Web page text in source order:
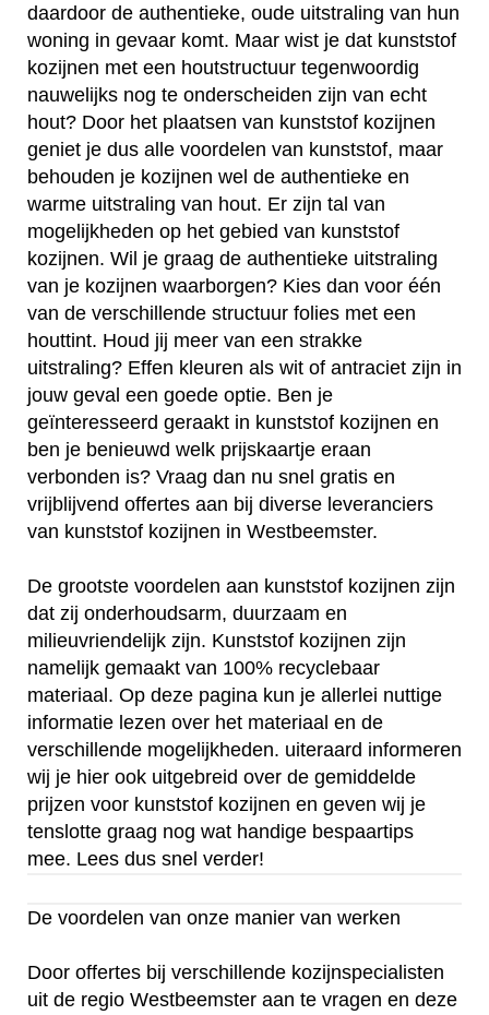
daardoor de authentieke, oude uitstraling van hun
woning in gevaar komt. Maar wist je dat kunststof
kozijnen met een houtstructuur tegenwoordig
nauwelijks nog te onderscheiden zijn van echt
hout? Door het plaatsen van kunststof kozijnen
geniet je dus alle voordelen van kunststof, maar
behouden je kozijnen wel de authentieke en
warme uitstraling van hout. Er zijn tal van
mogelijkheden op het gebied van kunststof
kozijnen. Wil je graag de authentieke uitstraling
van je kozijnen waarborgen? Kies dan voor één
van de verschillende structuur folies met een
houttint. Houd jij meer van een strakke
uitstraling? Effen kleuren als wit of antraciet zijn in
jouw geval een goede optie. Ben je
geïnteresseerd geraakt in kunststof kozijnen en
ben je benieuwd welk prijskaartje eraan
verbonden is? Vraag dan nu snel gratis en
vrijblijvend offertes aan bij diverse leveranciers
van kunststof kozijnen in Westbeemster.
De grootste voordelen aan kunststof kozijnen zijn
dat zij onderhoudsarm, duurzaam en
milieuvriendelijk zijn. Kunststof kozijnen zijn
namelijk gemaakt van 100% recyclebaar
materiaal. Op deze pagina kun je allerlei nuttige
informatie lezen over het materiaal en de
verschillende mogelijkheden. uiteraard informeren
wij je hier ook uitgebreid over de gemiddelde
prijzen voor kunststof kozijnen en geven wij je
tenslotte graag nog wat handige bespaartips
mee. Lees dus snel verder!
De voordelen van onze manier van werken
Door offertes bij verschillende kozijnspecialisten
uit de regio Westbeemster aan te vragen en deze